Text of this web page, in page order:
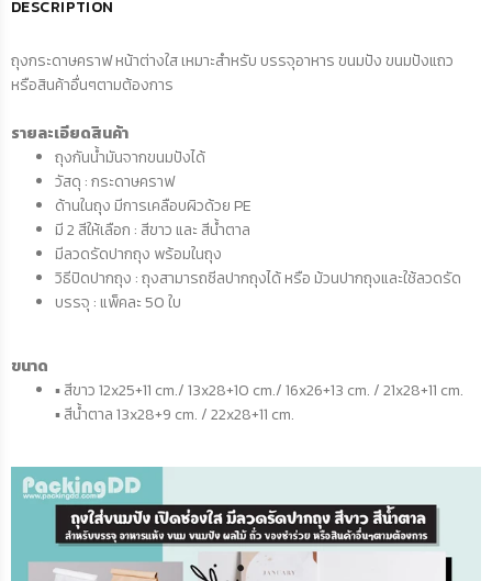
DESCRIPTION
ถุงกระดาษคราฟ หน้าต่างใส เหมาะสำหรับ บรรจุอาหาร ขนมปัง ขนมปังแถว
หรือสินค้าอื่นๆตามต้องการ
รายละเอียดสินค้า
ถุงกันน้ำมันจากขนมปังได้
วัสดุ : กระดาษคราฟ
ด้านในถุง มีการเคลือบผิวด้วย PE
มี 2 สีให้เลือก : สีขาว และ สีน้ำตาล
มีลวดรัดปากถุง พร้อมในถุง
วิธีปิดปากถุง : ถุงสามารถซีลปากถุงได้ หรือ ม้วนปากถุงและใช้ลวดรัด
บรรจุ : แพ็คละ 50 ใบ
ขนาด
▪️ สีขาว 12x25+11 cm./ 13x28+10 cm./ 16x26+13 cm. / 21x28+11 cm.
▪️ สีน้ำตาล 13x28+9 cm. / 22x28+11 cm.